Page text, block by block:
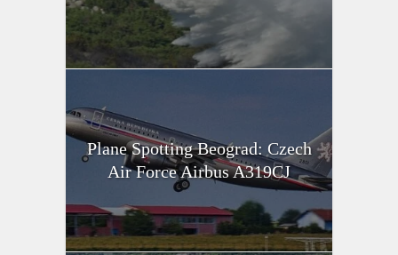
Plane Spotting Beograd: Czech
Air Force Airbus A319CJ